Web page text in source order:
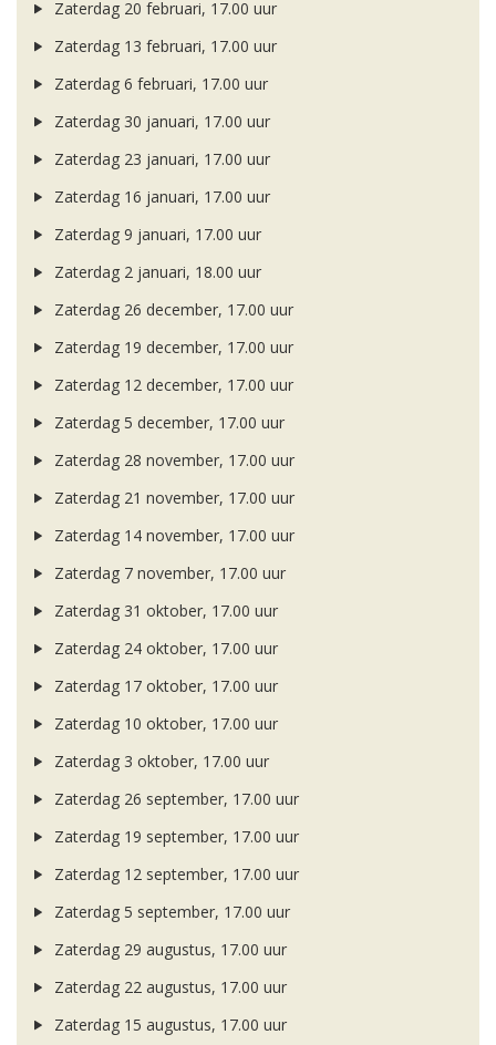
Zaterdag 20 februari, 17.00 uur
Zaterdag 13 februari, 17.00 uur
Zaterdag 6 februari, 17.00 uur
Zaterdag 30 januari, 17.00 uur
Zaterdag 23 januari, 17.00 uur
Zaterdag 16 januari, 17.00 uur
Zaterdag 9 januari, 17.00 uur
Zaterdag 2 januari, 18.00 uur
Zaterdag 26 december, 17.00 uur
Zaterdag 19 december, 17.00 uur
Zaterdag 12 december, 17.00 uur
Zaterdag 5 december, 17.00 uur
Zaterdag 28 november, 17.00 uur
Zaterdag 21 november, 17.00 uur
Zaterdag 14 november, 17.00 uur
Zaterdag 7 november, 17.00 uur
Zaterdag 31 oktober, 17.00 uur
Zaterdag 24 oktober, 17.00 uur
Zaterdag 17 oktober, 17.00 uur
Zaterdag 10 oktober, 17.00 uur
Zaterdag 3 oktober, 17.00 uur
Zaterdag 26 september, 17.00 uur
Zaterdag 19 september, 17.00 uur
Zaterdag 12 september, 17.00 uur
Zaterdag 5 september, 17.00 uur
Zaterdag 29 augustus, 17.00 uur
Zaterdag 22 augustus, 17.00 uur
Zaterdag 15 augustus, 17.00 uur